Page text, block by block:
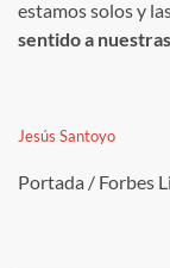
estamos solos y
sentido a
Jesús Santoyo
Portada / Forbes